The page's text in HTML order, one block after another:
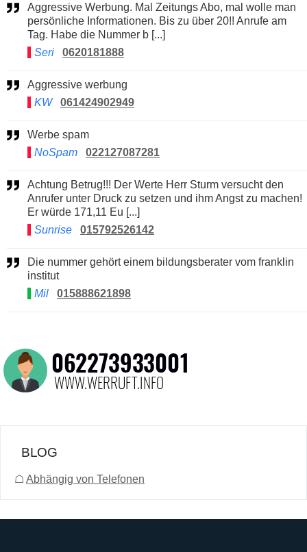
Aggressive Werbung. Mal Zeitungs Abo, mal wolle man
persönliche Informationen. Bis zu über 20!! Anrufe am
Tag. Habe die Nummer b [...]
Seri
0620181888
Aggressive werbung
KW
061424902949
Werbe spam
NoSpam
022127087281
Achtung Betrug!!! Der Werte Herr Sturm versucht den
Anrufer unter Druck zu setzen und ihm Angst zu machen!
Er würde 171,11 Eu [...]
Sunrise
015792526142
Die nummer gehört einem bildungsberater vom franklin
institut
Mil
015888621898
BLOG
☖ Abhängig von Telefonen